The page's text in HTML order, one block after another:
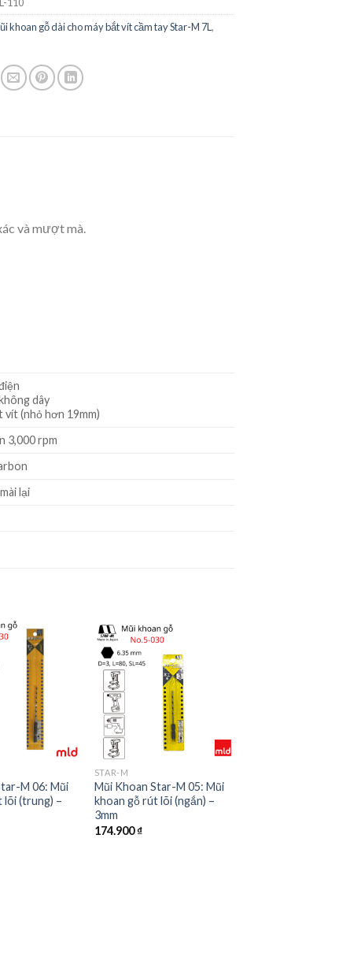
khoan gỗ dài cho máy bắt vít cầm tay Star-M 7L,
và mượt mà.
dây
vít (nhỏ hơn 19mm)
3,000 rpm
lại
M 06: Mũi
lõi (trung) –
STAR-M
Mũi Khoan Star-M 05: Mũi
khoan gỗ rút lõi (ngắn) –
3mm
174.900₫